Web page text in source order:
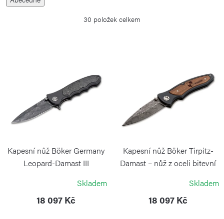
z
d
k
30 položek celkem
r
Kapesní nůž Böker Germany
Leopard-Damast III
BÖKER SOLINGENSkladem
18 097 Kč
Kapesní nůž Böker Tirpitz-
Damast – nůž z oceli bitevní
BÖKER SOLINGENSkladem
18 097 Kč